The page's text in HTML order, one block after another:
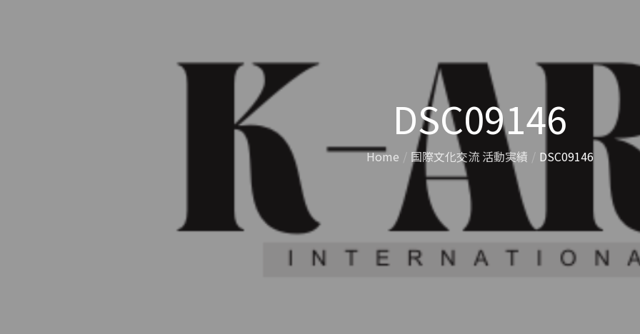
DSC09146
Home 国際文化交流 活動実績 DSC09146